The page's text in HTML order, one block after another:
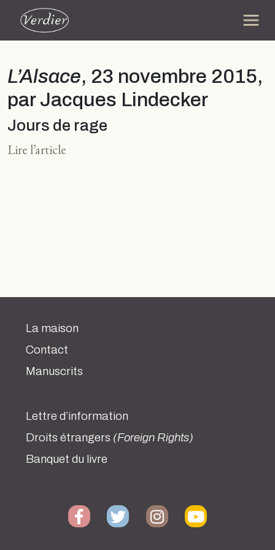
L’Alsace, 23 novembre 2015,
par Jacques Lindecker
Jours de rage
Lire l’article
La maison
Contact
Manuscrits
Lettre d’information
Droits étrangers (Foreign Rights)
Banquet du livre